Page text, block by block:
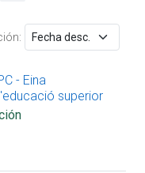
- Eina
superior